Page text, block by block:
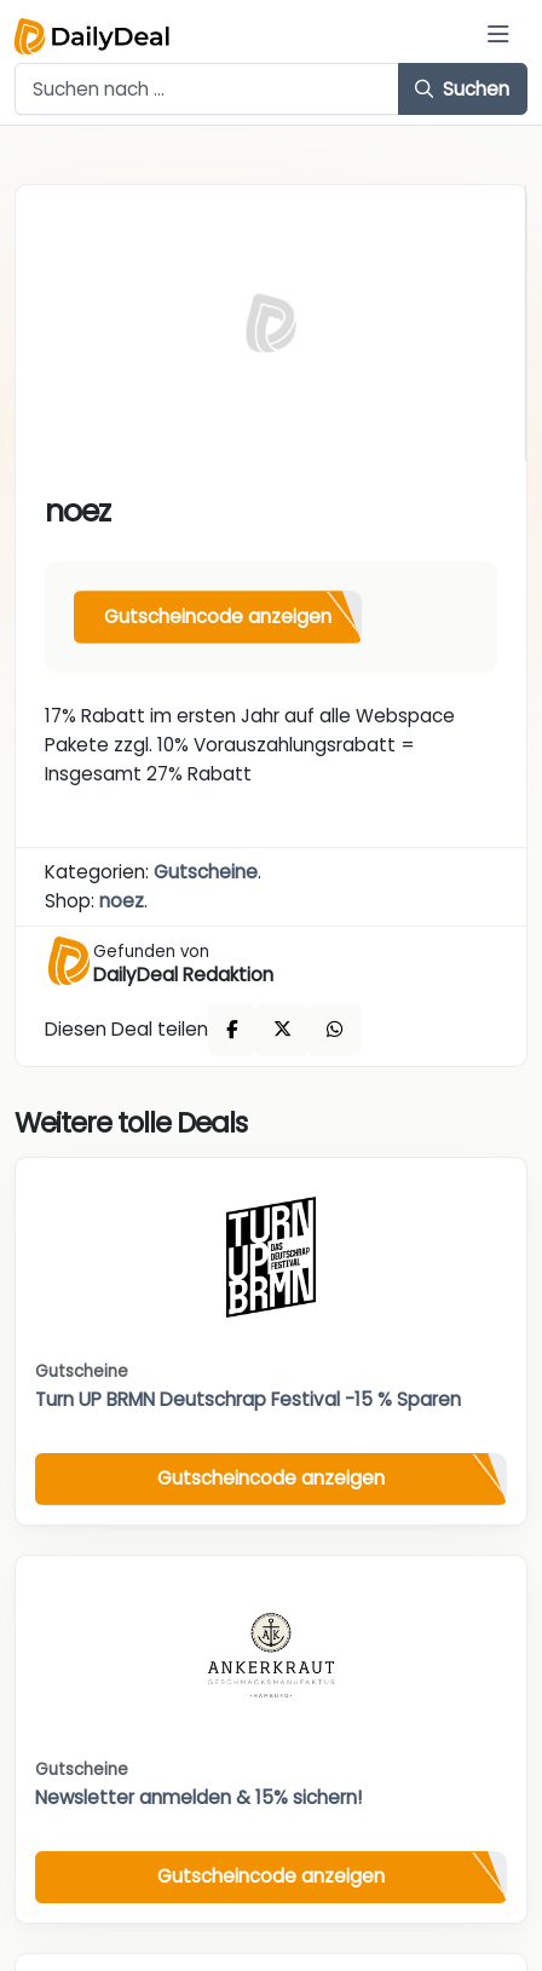
Suchen
noez
Gutscheincode anzeigen
17% Rabatt im ersten Jahr auf alle Webspace
Pakete zzgl. 10% Vorauszahlungsrabatt =
Insgesamt 27% Rabatt
Kategorien: Gutscheine.
Shop: noez.
Gefunden von
DailyDeal Redaktion
Diesen Deal teilen
Weitere tolle Deals
Gutscheine
Turn UP BRMN Deutschrap Festival -15 % Sparen
Gutscheincode anzeigen
Gutscheine
Newsletter anmelden & 15% sichern!
Gutscheincode anzeigen